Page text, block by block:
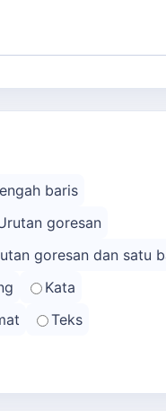
baris
goresan
goresan dan satu
Kata
Teks